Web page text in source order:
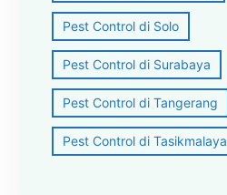
Pest Control di Solo
Pest Control di Surabaya
Pest Control di Tangerang
Pest Control di Tasikmalaya